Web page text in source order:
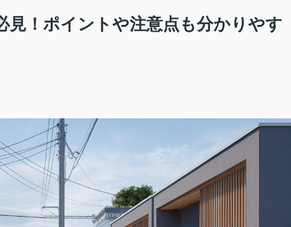
見！ポイントや注意点も分かりやす